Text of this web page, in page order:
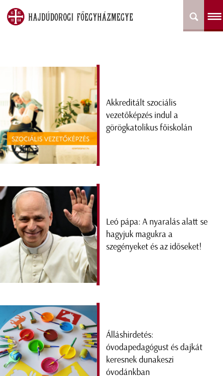
Akkreditált szociális
vezetőképzés indul a
görögkatolikus főiskolán
Leó pápa: A nyaralás alatt se
hagyjuk magukra a
szegényeket és az időseket!
Álláshirdetés:
óvodapedagógust és dajkát
keresnek dunakeszi
óvodánkban